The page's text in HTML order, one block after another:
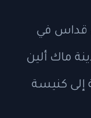
قداس في
ماك ألين
إلى كنيسة